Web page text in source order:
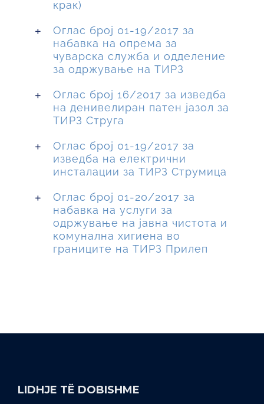
крак)
Оглас број 01-19/2017 за
набавка на опрема за
чуварска служба и одделение
за одржување на ТИРЗ
Оглас број 16/2017 за изведба
на денивелиран патен јазол за
ТИРЗ Струга
Оглас број 01-19/2017 за
изведба на електрични
инсталации за ТИРЗ Струмица
Оглас број 01-20/2017 за
набавка на услуги за
одржување на јавна чистота и
комунална хигиена во
границите на ТИРЗ Прилеп
LIDHJE TË DOBISHME